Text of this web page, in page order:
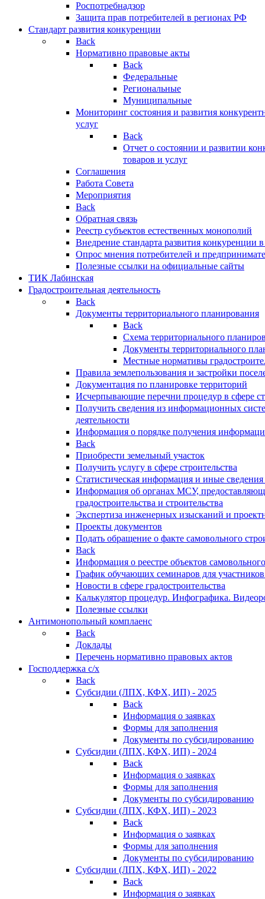
Роспотребнадзор
Защита прав потребителей в регионах РФ
Стандарт развития конкуренции
Back
Нормативно правовые акты
Back
Федеральные
Региональные
Муниципальные
Мониторинг состояния и развития
услуг
Back
Отчет о состоянии и развитии
товаров и услуг
Соглашения
Работа Совета
Мероприятия
Back
Обратная связь
Реестр субъектов естественных монополий
Внедрение стандарта развития конкуренции
Опрос мнения потребителей и
Полезные ссылки на официальные сайты
ТИК Лабинская
Градостроительная деятельность
Back
Документы территориального планирования
Back
Схема территориального
Документы территориального
Местные нормативы
Правила землепользования и застройки
Документация по планировке территорий
Исчерпывающие перечни процедур в сфере
Получить сведения из информационных
деятельности
Информация о порядке получения
Back
Приобрести земельный участок
Получить услугу в сфере строительства
Статистическая информация и иные сведения
Информация об органах МСУ,
градостроительства и строительства
Экспертиза инженерных изысканий и
Проекты документов
Подать обращение о факте самовольного
Back
Информация о реестре объектов
График обучающих семинаров для участников
Новости в сфере градостроительства
Калькулятор процедур. Инфографика.
Полезные ссылки
Антимонопольный комплаенс
Back
Доклады
Перечень нормативно правовых актов
Господдержка с/х
Back
Субсидии (ЛПХ, КФХ, ИП) - 2025
Back
Информация о заявках
Формы для заполнения
Документы по субсидированию
Субсидии (ЛПХ, КФХ, ИП) - 2024
Back
Информация о заявках
Формы для заполнения
Документы по субсидированию
Субсидии (ЛПХ, КФХ, ИП) - 2023
Back
Информация о заявках
Формы для заполнения
Документы по субсидированию
Субсидии (ЛПХ, КФХ, ИП) - 2022
Back
Информация о заявках